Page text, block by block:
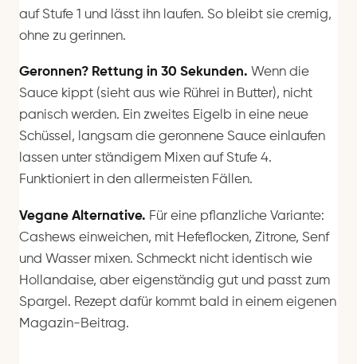
auf Stufe 1 und lässt ihn laufen. So bleibt sie cremig,
ohne zu gerinnen.
Geronnen? Rettung in 30 Sekunden. Wenn die
Sauce kippt (sieht aus wie Rührei in Butter), nicht
panisch werden. Ein zweites Eigelb in eine neue
Schüssel, langsam die geronnene Sauce einlaufen
lassen unter ständigem Mixen auf Stufe 4.
Funktioniert in den allermeisten Fällen.
Vegane Alternative. Für eine pflanzliche Variante:
Cashews einweichen, mit Hefeflocken, Zitrone, Senf
und Wasser mixen. Schmeckt nicht identisch wie
Hollandaise, aber eigenständig gut und passt zum
Spargel. Rezept dafür kommt bald in einem eigenen
Magazin-Beitrag.